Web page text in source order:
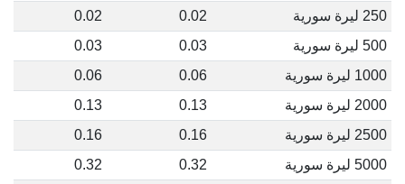
250 ليرة سورية
0.02
0.02
500 ليرة سورية
0.03
0.03
1000 ليرة سورية
0.06
0.06
2000 ليرة سورية
0.13
0.13
2500 ليرة سورية
0.16
0.16
5000 ليرة سورية
0.32
0.32